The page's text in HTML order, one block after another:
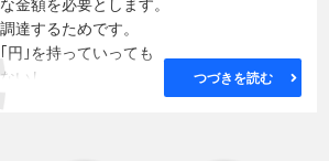
達するためです。
円｣を持っていっても
いし、
不足して混乱してしまいます。
つづきを読む